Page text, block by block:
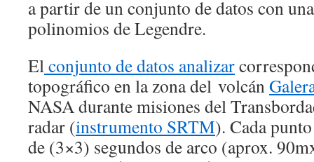
a partir de un conjunto de datos con
polinomios de Legendre.
Elconjunto de datos analizar
topográfico en la zona del volcán
NASA durante misiones del
radar (instrumento SRTM). Cada
de (3×3) segundos de arco (aprox.